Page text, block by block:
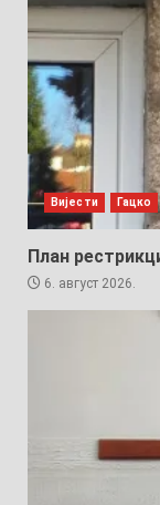
Вијести Гацко
План
6. август 2026.